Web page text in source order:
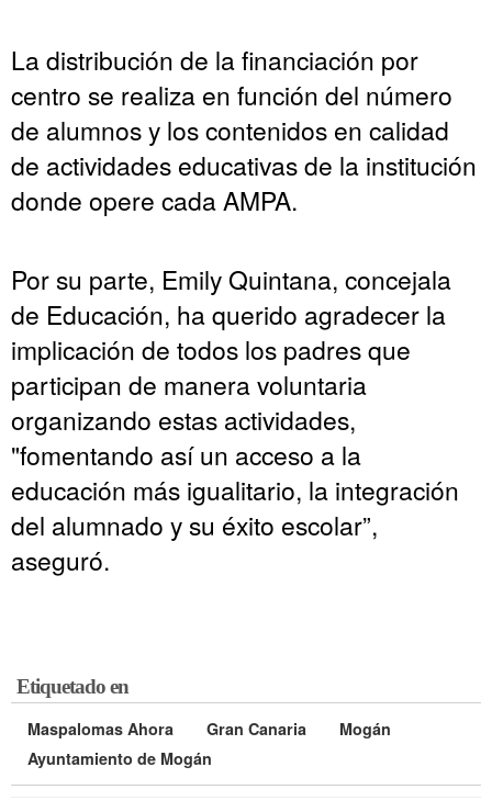
La distribución de la financiación por
centro se realiza en función del número
de alumnos y los contenidos en calidad
de actividades educativas de la institución
donde opere cada AMPA.
Por su parte, Emily Quintana, concejala
de Educación, ha querido agradecer la
implicación de todos los padres que
participan de manera voluntaria
organizando estas actividades,
"fomentando así un acceso a la
educación más igualitario, la integración
del alumnado y su éxito escolar”,
aseguró.
Etiquetado en
Maspalomas Ahora Gran Canaria
Mogán
Ayuntamiento de Mogán